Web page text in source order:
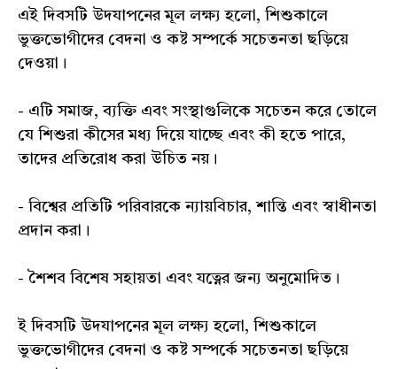
এই দিবসটি উদযাপনের মূল লক্ষ্য হলো, শিশুকালে
ভুক্তভোগীদের বেদনা ও কষ্ট সম্পর্কে সচেতনতা ছড়িয়ে
দেওয়া।
- এটি সমাজ, ব্যক্তি এবং সংস্থাগুলিকে সচেতন করে তোলে
যে শিশুরা কীসের মধ্য দিয়ে যাচ্ছে এবং কী হতে পারে,
তাদের প্রতিরোধ করা উচিত নয়।
- বিশ্বের প্রতিটি পরিবারকে ন্যায়বিচার, শান্তি এবং স্বাধীনতা
প্রদান করা।
- শৈশব বিশেষ সহায়তা এবং যত্নের জন্য অনুমোদিত।
ই দিবসটি উদযাপনের মূল লক্ষ্য হলো, শিশুকালে
ভুক্তভোগীদের বেদনা ও কষ্ট সম্পর্কে সচেতনতা ছড়িয়ে